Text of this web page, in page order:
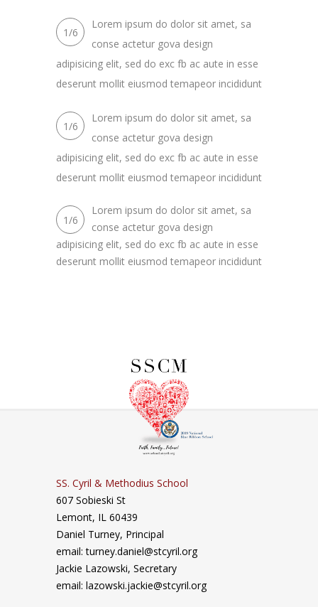
1/6
Lorem ipsum do dolor sit amet, sa
conse actetur gova design
adipisicing elit, sed do exc fb ac aute in esse
deserunt mollit eiusmod temapeor incididunt
1/6
Lorem ipsum do dolor sit amet, sa
conse actetur gova design
adipisicing elit, sed do exc fb ac aute in esse
deserunt mollit eiusmod temapeor incididunt
1/6
Lorem ipsum do dolor sit amet, sa
conse actetur gova design
adipisicing elit, sed do exc fb ac aute in esse
deserunt mollit eiusmod temapeor incididunt
SS. Cyril & Methodius School
607 Sobieski St
Lemont, IL 60439
Daniel Turney, Principal
email: turney.daniel@stcyril.org
Jackie Lazowski, Secretary
email: lazowski.jackie@stcyril.org